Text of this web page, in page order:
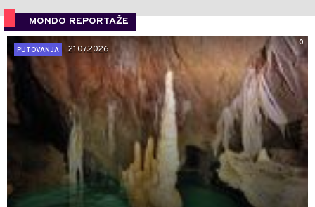
MONDO REPORTAŽE
0
PUTOVANJA
21.07.2026.